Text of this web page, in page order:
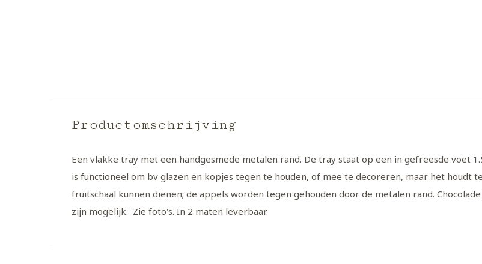
Productomschrijving
Een vlakke tray met een handgesmede metalen rand. De tray staat op een in gefreesde voet
is functioneel om bv glazen en kopjes tegen te houden, of mee te decoreren, maar het houdt
fruitschaal kunnen dienen; de appels worden tegen gehouden door de metalen rand.
zijn mogelijk. Zie foto's. In 2 maten leverbaar.